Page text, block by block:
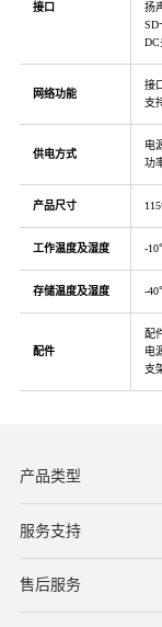
接口
扬
SD
DC
网络功能
接
支
供电方式
电
功
产品尺寸
工作温度及湿度 -
存储温度及湿度 -
配件
配
电
支
产品类型
服务支持
下载中心
文档与指南
视频教程
售后服务